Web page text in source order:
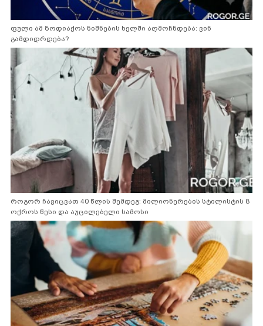
ფული ამ ზოდიაქოს ნიშნების ხელში აღმოჩნდება: ვინ
გამდიდრდება?
როგორ ჩავიცვათ 40 წლის შემდეგ: მილიონერების სტილისტის 8
ოქროს წესი და აუცილებელი სამოსი